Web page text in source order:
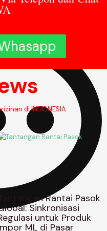
di INDONESIA.
Tantangan Rantai Pasok
Sinkronisasi
untuk Produk
ML di Pasar